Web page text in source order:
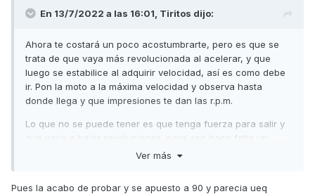
En 13/7/2022 a las 16:01, Tiritos dijo:
Ahora te costará un poco acostumbrarte, pero es que se
trata de que vaya más revolucionada al acelerar, y que
luego se estabilice al adquirir velocidad, así es como debe
ir. Pon la moto a la máxima velocidad y observa hasta
donde llega y que impresiones te dan las r.p.m.
Lo que no se puede tener es que tenga fuerza para salir y
que vaya a bajas revoluciones, para eso hace falta un
motor de mucha cilindrada para que el par sea capaz de
Ver más
Pues la acabo de probar y se apuesto a 90 y parecia ueq